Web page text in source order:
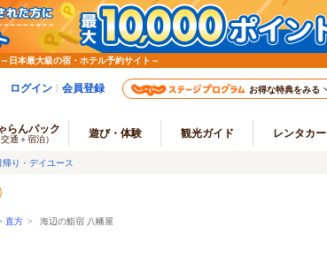
日本最大級の宿・ホテル予約サイト～
ログイン 会員登録 お得な特典をみる
らんパック
交通＋宿泊） 遊び・体験 観光ガイド レンタカー
帰り・デイユース
直方 > 海辺の鮨宿 八幡屋